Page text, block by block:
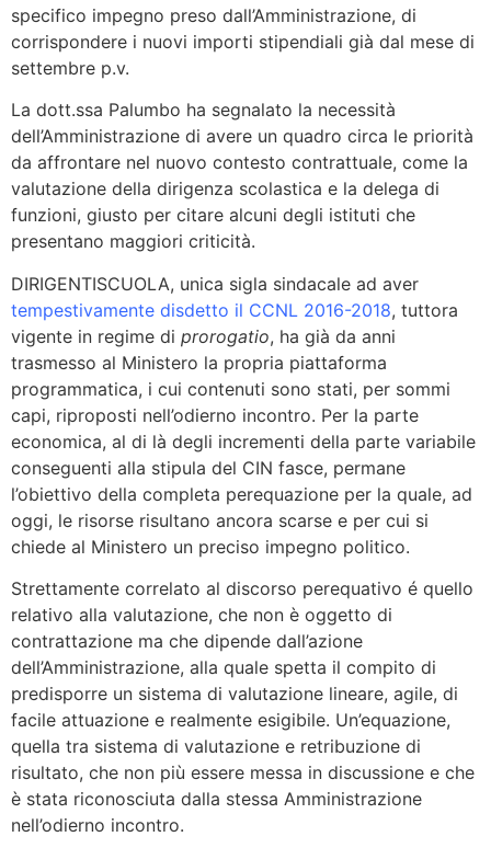
specifico impegno preso dall’Amministrazione, di
corrispondere i nuovi importi stipendiali già dal mese di
settembre p.v.
La dott.ssa Palumbo ha segnalato la necessità
dell’Amministrazione di avere un quadro circa le priorità
da affrontare nel nuovo contesto contrattuale, come la
valutazione della dirigenza scolastica e la delega di
funzioni, giusto per citare alcuni degli istituti che
presentano maggiori criticità.
DIRIGENTISCUOLA, unica sigla sindacale ad aver
tempestivamente disdetto il CCNL 2016-2018, tuttora
vigente in regime di prorogatio, ha già da anni
trasmesso al Ministero la propria piattaforma
programmatica, i cui contenuti sono stati, per sommi
capi, riproposti nell’odierno incontro. Per la parte
economica, al di là degli incrementi della parte variabile
conseguenti alla stipula del CIN fasce, permane
l’obiettivo della completa perequazione per la quale, ad
oggi, le risorse risultano ancora scarse e per cui si
chiede al Ministero un preciso impegno politico.
Strettamente correlato al discorso perequativo é quello
relativo alla valutazione, che non è oggetto di
contrattazione ma che dipende dall’azione
dell’Amministrazione, alla quale spetta il compito di
predisporre un sistema di valutazione lineare, agile, di
facile attuazione e realmente esigibile. Un’equazione,
quella tra sistema di valutazione e retribuzione di
risultato, che non più essere messa in discussione e che
è stata riconosciuta dalla stessa Amministrazione
nell’odierno incontro.